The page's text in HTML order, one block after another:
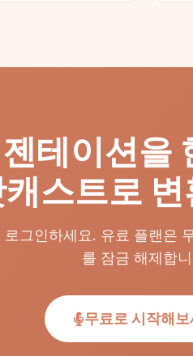
테이션을
스트로
그인하세요. 유료 플랜은
를 잠금 해제합
무료로 시작해보